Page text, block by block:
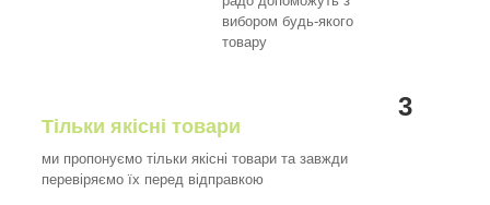
вибором будь-якого
товару
3
Тільки якісні товари
ми пропонуємо тільки якісні товари та завжди
перевіряємо їх перед відправкою